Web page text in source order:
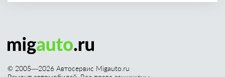
© 2005—2026 Автосервис Migauto.ru